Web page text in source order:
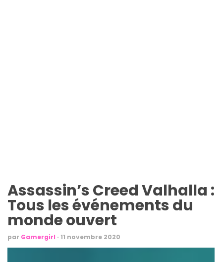
Assassin’s Creed Valhalla :
Tous les événements du
monde ouvert
par Gamergirl · 11 novembre 2020